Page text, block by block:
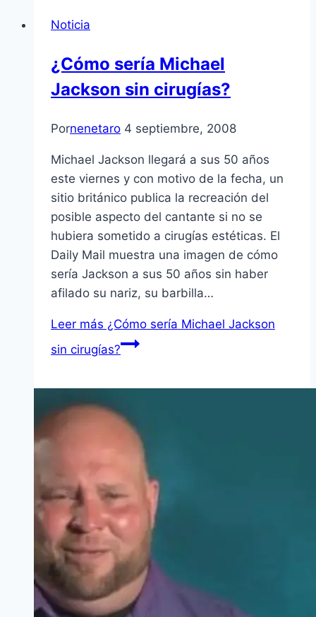
Noticia
¿Cómo serí­a Michael
Jackson sin cirugí­as?
Pornenetaro 4 septiembre, 2008
Michael Jackson llegará a sus 50 años
este viernes y con motivo de la fecha, un
sitio británico publica la recreación del
posible aspecto del cantante si no se
hubiera sometido a cirugí­as estéticas. El
Daily Mail muestra una imagen de cómo
serí­a Jackson a sus 50 años sin haber
afilado su nariz, su barbilla…
Leer más ¿Cómo serí­a Michael Jackson
sin cirugí­as?